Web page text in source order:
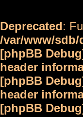
Deprecated:
/var/www/
[phpBB
header
[phpBB
header
[phpBB